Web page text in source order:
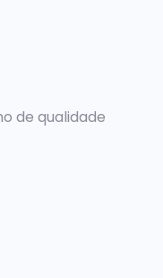
de qualidade